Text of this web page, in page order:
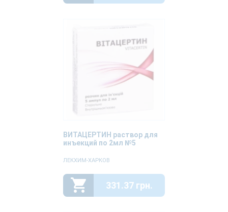
ВИТАЦЕРТИН раствор для
инъекций по 2мл №5
ЛЕКХИМ-ХАРКОВ
331.37 грн.